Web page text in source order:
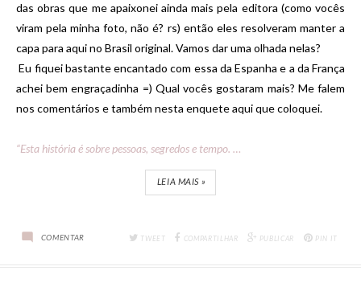
das obras que me apaixonei ainda mais pela editora (como vocês
viram pela minha foto, não é? rs) então eles resolveram manter a
capa para aqui no Brasil original. Vamos dar uma olhada nelas?
Eu fiquei bastante encantado com essa da Espanha e a da França
achei bem engraçadinha =) Qual vocês gostaram mais? Me falem
nos comentários e também nesta enquete aqui que coloquei.
“Esta história é sobre pessoas, segredos e tempo. …
LEIA MAIS »
COMENTAR TWEET COMPARTILHAR PUBLICAR PIN IT